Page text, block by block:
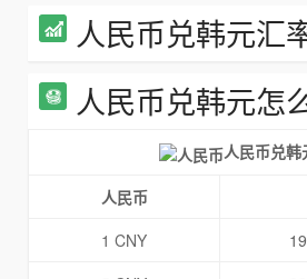
人民币兑韩元汇
人民币兑韩元怎
人民币兑韩
人民币
1 CNY